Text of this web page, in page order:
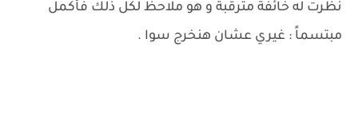
نظرت له خائفة مترقبة و هو ملاحظ لكل ذلك فأكمل
مبتسماً : غيري عشان هنخرج سوا .